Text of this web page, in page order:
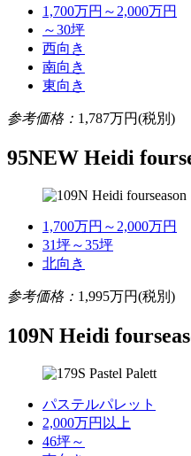
1,700万円～2,000万円
～30坪
西向き
南向き
東向き
参考価格： 1,787万円(税別)
95NEW Heidi
1,700万円～2,000万円
31坪～35坪
北向き
参考価格： 1,995万円(税別)
109N Heidi
パステルパレット
2,000万円以上
46坪～